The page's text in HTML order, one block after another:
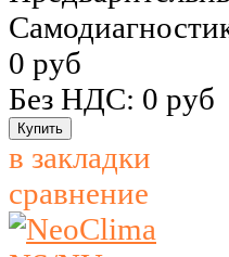
0 руб
Без НДС: 0 руб
в закладки
сравнение